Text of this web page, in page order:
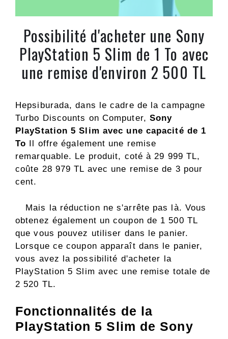
Possibilité d'acheter une Sony
PlayStation 5 Slim de 1 To avec
une remise d'environ 2 500 TL
Hepsiburada, dans le cadre de la campagne
Turbo Discounts on Computer, Sony
PlayStation 5 Slim avec une capacité de 1
To Il offre également une remise
remarquable. Le produit, coté à 29 999 TL,
coûte 28 979 TL avec une remise de 3 pour
cent.
Mais la réduction ne s'arrête pas là. Vous
obtenez également un coupon de 1 500 TL
que vous pouvez utiliser dans le panier.
Lorsque ce coupon apparaît dans le panier,
vous avez la possibilité d'acheter la
PlayStation 5 Slim avec une remise totale de
2 520 TL.
Fonctionnalités de la
PlayStation 5 Slim de Sony